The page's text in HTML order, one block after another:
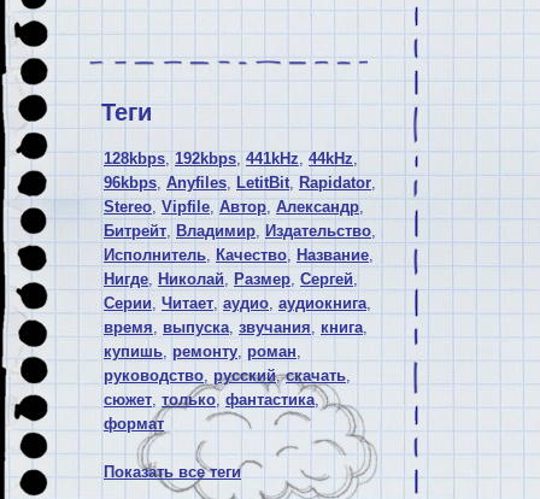
Теги
128kbps, 192kbps, 441kHz, 44kHz,
96kbps, Anyfiles, LetitBit, Rapidator,
Stereo, Vipfile, Автор, Александр,
Битрейт, Владимир, Издательство,
Исполнитель, Качество, Название,
Нигде, Николай, Размер, Сергей,
Серии, Читает, аудио, аудиокнига,
время, выпуска, звучания, книга,
купишь, ремонту, роман,
руководство, русский,скачать,
сюжет, только, фантастика,
формат
Показать все теги